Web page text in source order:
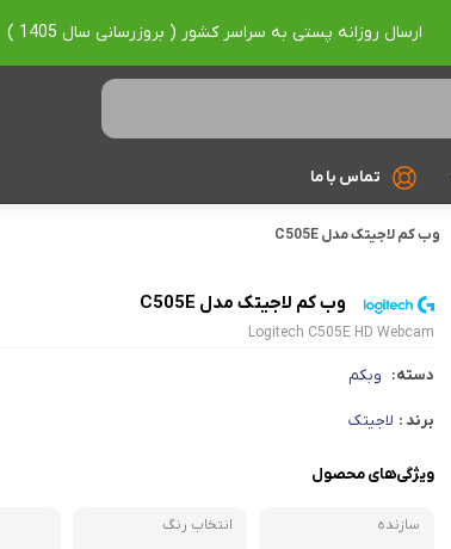
ارسال روزانه پستی به سراسر کشور ( بروزرسانی سال 1405 )
تماس با ما
وب کم لاجیتک مدل C505E
وب کم لاجیتک مدل C505E
Logitech C505E HD Webcam
دسته: وبکم
برند : لاجیتک
ویژگی‌های محصول
سازنده انتخاب رنگ